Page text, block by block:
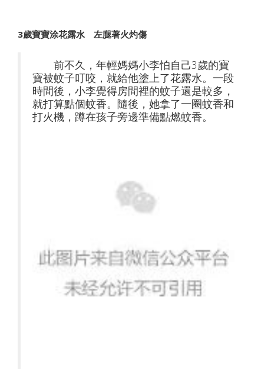
3歲寶寶涂花露水 左腿著火灼傷
前不久，年輕媽媽小李怕自己3歲的寶
寶被蚊子叮咬，就給他塗上了花露水。一段
時間後，小李覺得房間裡的蚊子還是較多，
就打算點個蚊香。隨後，她拿了一圈蚊香和
打火機，蹲在孩子旁邊準備點燃蚊香。